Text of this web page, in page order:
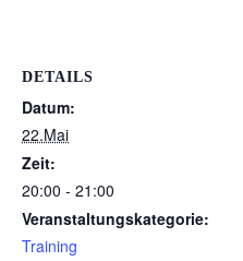
DETAILS
Datum:
22.Mai
Zeit:
20:00 - 21:00
Veranstaltungskategorie:
Training